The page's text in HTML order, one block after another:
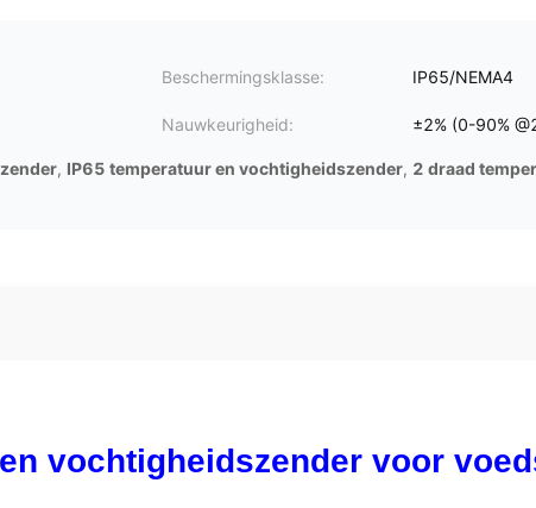
Beschermingsklasse: IP65/NEMA4
Nauwkeurigheid: ±2% (0-90%
, IP65 temperatuur en vochtigheidszender, 2 draad
vochtigheidszender voor